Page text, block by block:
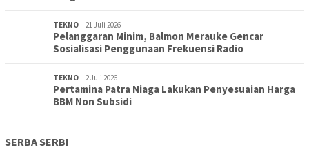
TEKNO 21 Juli 2026
Pelanggaran Minim, Balmon Merauke Gencar
Sosialisasi Penggunaan Frekuensi Radio
TEKNO 2 Juli 2026
Pertamina Patra Niaga Lakukan Penyesuaian Harga
BBM Non Subsidi
SERBA SERBI